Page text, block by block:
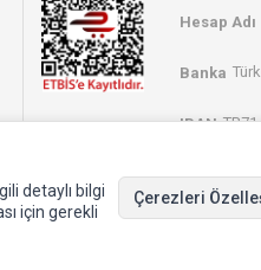
Hesap Adı
Banka
IBAN
detaylı bilgi
için gerekli
Çerezleri